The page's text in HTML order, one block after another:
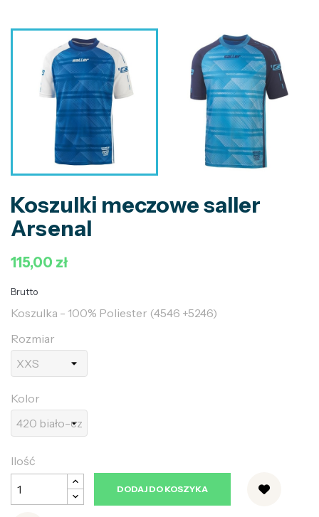
Koszulki meczowe saller
Arsenal
115,00 zł
Brutto
Koszulka - 100% Poliester (4546 +5246)
Rozmiar
Kolor
Ilość
DODAJ DO KOSZYKA